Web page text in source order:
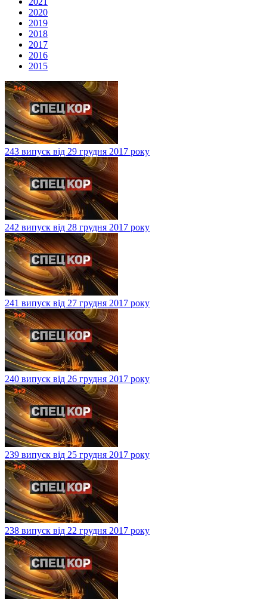
2020
2019
2018
2017
2016
2015
243 випуск від 29 грудня 2017 року
242 випуск від 28 грудня 2017 року
241 випуск від 27 грудня 2017 року
240 випуск від 26 грудня 2017 року
239 випуск від 25 грудня 2017 року
238 випуск від 22 грудня 2017 року